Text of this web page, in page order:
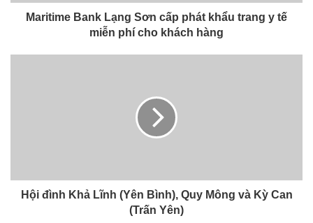
Maritime Bank Lạng Sơn cấp phát khẩu trang y tế
miễn phí cho khách hàng
Hội đình Khả Lĩnh (Yên Bình), Quy Mông và Kỳ Can
(Trấn Yên)